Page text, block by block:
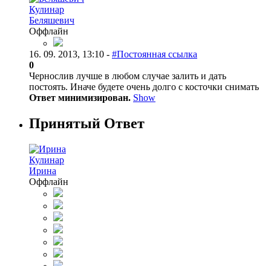
Кулинар
Беляшевич
Оффлайн
16. 09. 2013, 13:10 - #Постоянная ссылка
0
Чернослив лучше в любом случае залить и дать
постоять. Иначе будете очень долго с косточки снимать
Ответ минимизирован. Show
Принятый Ответ
Кулинар
Ирина
Оффлайн